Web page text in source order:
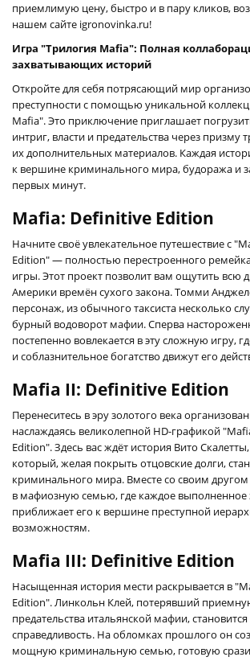
приемлимую цену, быстро и в пару кликов,
нашем сайте igronovinka.ru!
Игра "Трилогия Mafia": Полная
захватывающих историй
Откройте для себя потрясающий мир
преступности с помощью уникальной
Mafia". Это приключение приглашает
интриг, власти и предательства через призму
их дополнительных материалов. Каждая
к вершине криминального мира, будоража и
первых минут.
Mafia: Definitive Edition
Начните своё увлекательное путешествие с
Edition" — полностью перестроенного
игры. Этот проект позволит вам ощутить всю
Америки времён сухого закона. Томми
персонаж, из обычного таксиста несколько
бурный водоворот мафии. Сперва
постепенно вовлекается в эту сложную игру,
и соблазнительное богатство движут его
Mafia II: Definitive Edition
Перенеситесь в эру золотого века
наслаждаясь великолепной HD-графикой
Edition". Здесь вас ждёт история Вито
который, желая покрыть отцовские долги,
криминального мира. Вместе со своим
в мафиозную семью, где каждое выполненное
приближает его к вершине преступной
возможностям.
Mafia III: Definitive Edition
Насыщенная история мести раскрывается в
Edition". Линкольн Клей, потерявший
предательства итальянской мафии,
справедливость. На обломках прошлого он
мощную криминальную семью, готовую